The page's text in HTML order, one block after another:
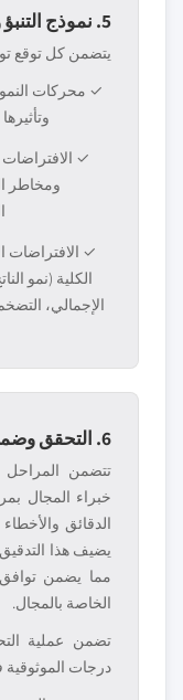
5. نموذج التنبؤ والافتراضات الرئيسية
يتضمن كل توقع
✓ محركات النمو
✓ الافتراضات
ومخاطر
✓ الافتراضات
الكلية (نمو
الإجمالي،
6. التحقق وضمان الجودة
تتضمن المراحل
خبراء المجال
الدقائق
يضيف هذا
مما يضمن توافق
الخاصة بالمجال.
تضمن عملية
درجات الموثوقية